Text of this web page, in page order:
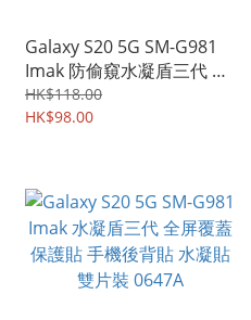
Galaxy S20 5G SM-G981
Imak 防偷窺水凝盾三代 支
持超聲波指紋識別 全屏覆
蓋保護貼 水凝貼 膠膜
HK$118.00
HK$98.00